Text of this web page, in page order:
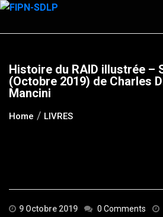
Skip
content
Histoire du RAID illustrée –
(Octobre 2019) de Charles
Mancini
Home LIVRES
9 Octobre 2019 0 Comments